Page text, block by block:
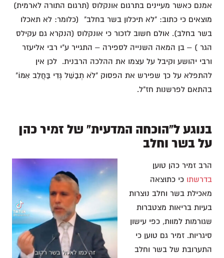
אמנם כאשר מעיינים בתרגום אונקלוס (תרגום התורה לארמית)
מוצאים כי כתוב: "לא תיכלון בשר בחלב" (כלומר: לא תאכלו
בשר בחלב). אולם חשוב לזכור כי אונקלוס (הנקרא גם עקילס
הגר ) – בן המאה השנייה לספירה – התגייר ע"י רבי אליעזר
ורבי יהושע וקיבל על עצמו את ההלכה הרבנית. לכן אין
להתפלא על כך שפירש את הפסוק "לֹא תְבַשֵּׁל גְּדִי בַּחֲלֵב אִמּוֹ"
בהתאם לפרשנות חז"ל.
בנוגע ל"הוכחה המדעית" של זמיר כהן
על בשר וחלב
הרב זמיר כהן טוען
בדרשתו כי כתוצאה
מאכילת בשר וחלב נוצרות
בעיות בריאות מצטברות
שגורמות למוות, כפי עישון
סיגריות. זמיר גם טוען כי
התערובת של בשר וחלב